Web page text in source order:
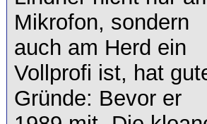
Mikrofon, sondern
auch am Herd ein
Vollprofi ist, hat
Gründe: Bevor er